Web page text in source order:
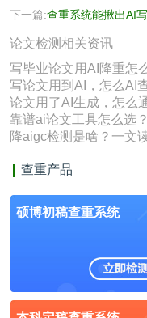
下一篇:查重系统能揪出AI
论文检测相关资讯
写毕业论文用AI降重怎
写论文用到AI，怎么AI
论文用了AI生成，怎么
靠谱ai论文工具怎么选
降aigc检测是啥？一文
查重产品
硕博初稿查重系统